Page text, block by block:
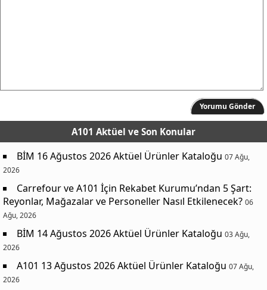
Yorumu Gönder
A101 Aktüel ve Son Konular
BİM 16 Ağustos 2026 Aktüel Ürünler Kataloğu 07 Ağu,
2026
Carrefour ve A101 İçin Rekabet Kurumu’ndan 5 Şart:
Reyonlar, Mağazalar ve Personeller Nasıl Etkilenecek? 06
Ağu, 2026
BİM 14 Ağustos 2026 Aktüel Ürünler Kataloğu 03 Ağu,
2026
A101 13 Ağustos 2026 Aktüel Ürünler Kataloğu 07 Ağu,
2026